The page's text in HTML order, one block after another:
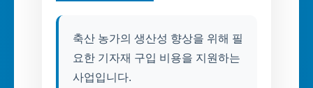
축산 농가의 생산성 향상을 위해 필
요한 기자재 구입 비용을 지원하는
사업입니다.